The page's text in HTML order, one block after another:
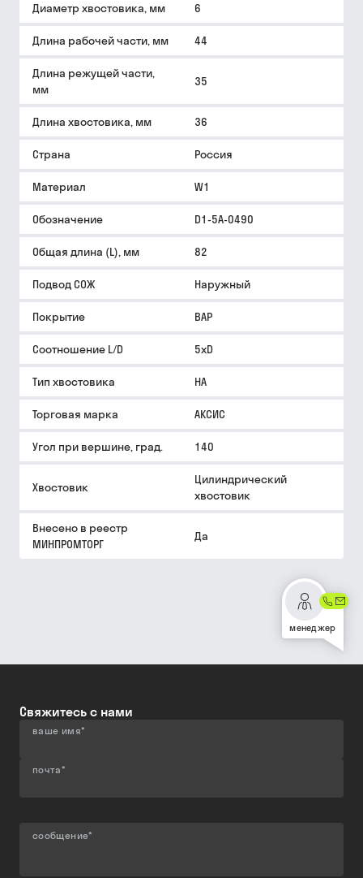
Диаметр хвостовика, мм 6
Длина рабочей части, мм 44
Длина режущей части,
мм
35
Длина хвостовика, мм 36
Страна Россия
Материал W1
Обозначение D1-5A-0490
Общая длина (L), мм 82
Подвод СОЖ Наружный
Покрытие BAP
Соотношение L/D 5xD
Тип хвостовика HA
Торговая марка АКСИС
Угол при вершине, град. 140
Хвостовик
Цилиндрический
хвостовик
Внесено в реестр
МИНПРОМТОРГ
Да
менеджер
Свяжитесь с нами
ваше имя*
почта*
сообщение*